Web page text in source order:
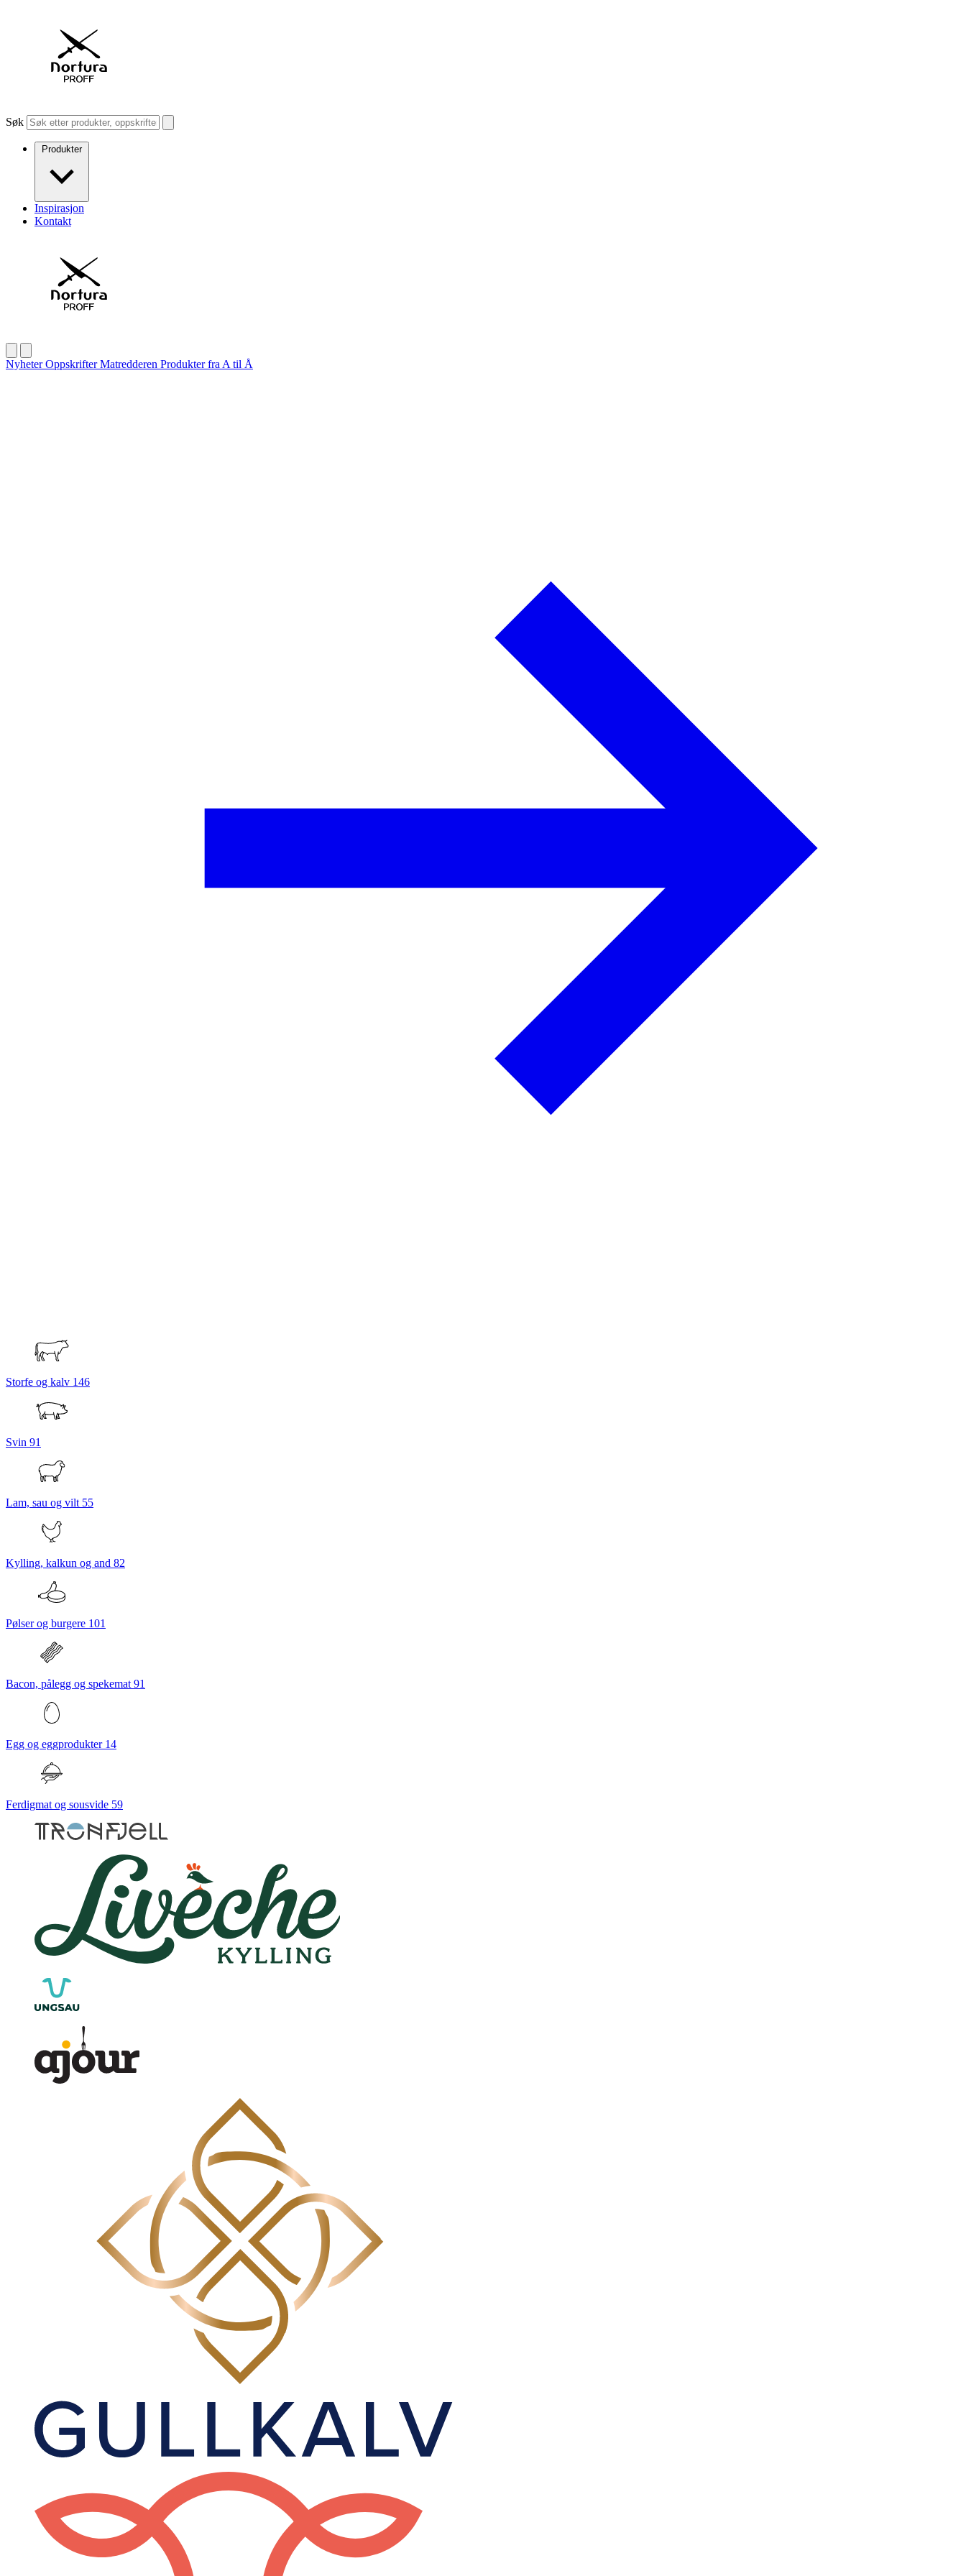
Søk
Produkter
Inspirasjon
Kontakt
NyheterOppskrifterMatredderen Produkter fra A til Å
Storfe og kalv 146
Svin 91
Lam, sau og vilt 55
Kylling, kalkun og and 82
Pølser og burgere 101
Bacon, pålegg og spekemat 91
Egg og eggprodukter 14
Ferdigmat og sousvide 59